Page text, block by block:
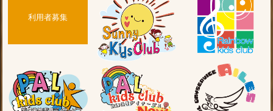
利用者募集